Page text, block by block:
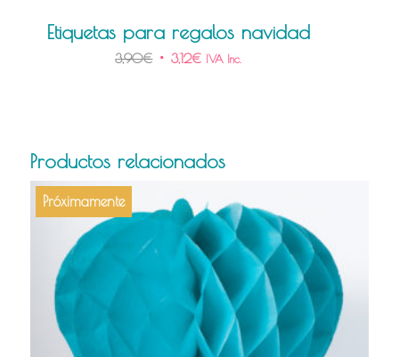
Etiquetas para regalos navidad
3,90€ 3,12€ IVA Inc.
Productos relacionados
Próximamente